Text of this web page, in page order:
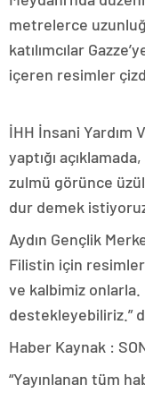
metrelerce
katılımcılar
içeren resimler
İHH İnsani Yardım
yaptığı
zulmü görünce
dur demek
Aydın Gençlik
Filistin için resimler
ve kalbimiz
destekleyebiliriz.”
Haber Kaynak :
“Yayınlanan tüm